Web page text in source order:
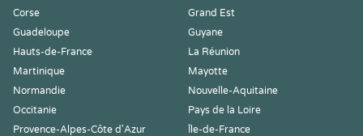
Corse
Grand Est
Guadeloupe
Guyane
Hauts-de-France
La Réunion
Martinique
Mayotte
Normandie
Nouvelle-Aquitaine
Occitanie
Pays de la Loire
Provence-Alpes-Côte d'Azur
Île-de-France